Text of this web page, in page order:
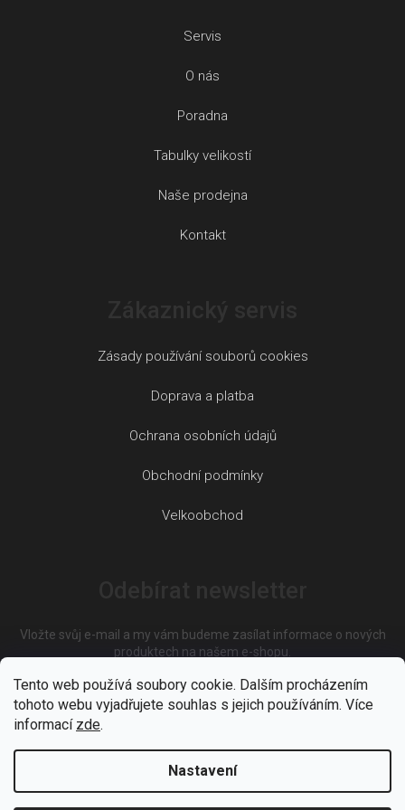
Tento web používá soubory cookie. Dalším procházením
tohoto webu vyjadřujete souhlas s jejich používáním. Více
informací zde.
Nastavení
Servis
O nás
Poradna
Tabulky velikostí
Naše prodejna
Kontakt
Zásady používání souborů cookies
Doprava a platba
Ochrana osobních údajů
Obchodní podmínky
Velkoobchod
Vložte svůj e-mail a my vám budeme zasílat informace o nových
produktech na našem e-shopu.
E-mail
Vložením e-mailu souhlasíte spodmínkami ochrany osobních
údajů